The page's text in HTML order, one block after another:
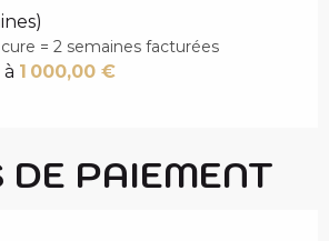
= 2 semaines facturées
à 1 000,00 €
DE PAIEMENT